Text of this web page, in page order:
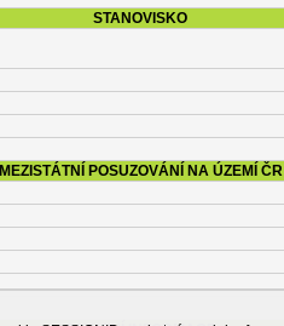
STANOVISKO
MEZISTÁTNÍ POSUZOVÁNÍ NA ÚZEMÍ ČR